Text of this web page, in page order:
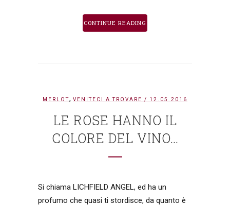
CONTINUE READING
MERLOT, VENITECI A TROVARE / 12.05.2016
LE ROSE HANNO IL
COLORE DEL VINO…
Si chiama LICHFIELD ANGEL, ed ha un
profumo che quasi ti stordisce, da quanto è